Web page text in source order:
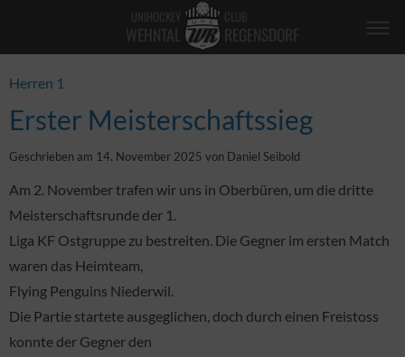
Herren 1
Erster Meisterschaftssieg
Geschrieben am 14. November 2025 von Daniel Seibold
Am 2. November trafen wir uns in Oberbüren, um die dritte
Meisterschaftsrunde der 1.
Liga KF Ostgruppe zu bestreiten. Die Gegner im ersten Match
waren das Heimteam,
Flying Penguins Niederwil.
Die Partie startete ausgeglichen, doch durch einen Freistoss
konnte der Gegner den